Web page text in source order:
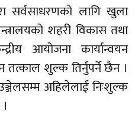
सर्वसाधरणको लागि खुला
शहरी विकास तथा
आयोजना कार्यान्वयन
शुल्क तिर्नुपर्ने छैन ।
अहिलेलाई निःशुल्क